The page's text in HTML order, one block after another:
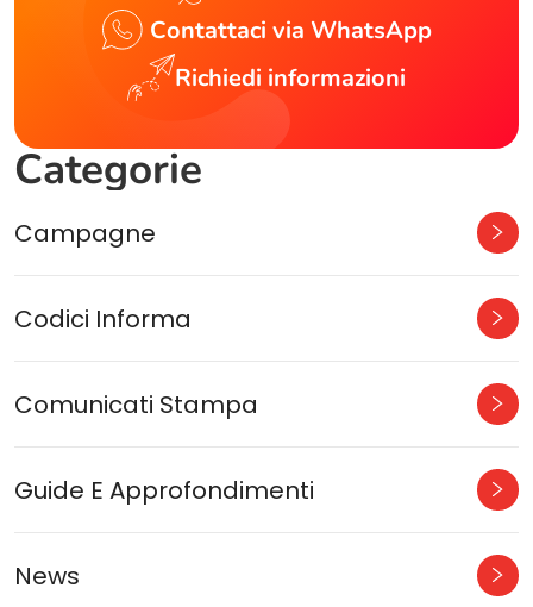
Contattaci via WhatsApp
Richiedi informazioni
Categorie
Campagne
Codici Informa
Comunicati Stampa
Guide E Approfondimenti
News